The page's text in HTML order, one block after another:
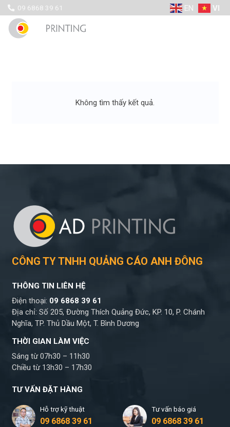
09 6868 39 61 EN VI
Không tìm thấy kết quả.
CÔNG TY TNHH QUẢNG CÁO ANH ĐÔNG
THÔNG TIN LIÊN HỆ
Điện thoại: 09 6868 39 61
Địa chỉ: Số 205, Đường Thích Quảng Đức, KP. 10, P. Chánh
Nghĩa, TP. Thủ Dầu Một, T. Bình Dương
THỜI GIAN LÀM VIỆC
Sáng từ 07h30 – 11h30
Chiều từ 13h30 – 17h30
TƯ VẤN ĐẶT HÀNG
Hỗ trợ kỹ thuật
09 6868 39 61
Tư vấn báo giá
09 6868 39 61